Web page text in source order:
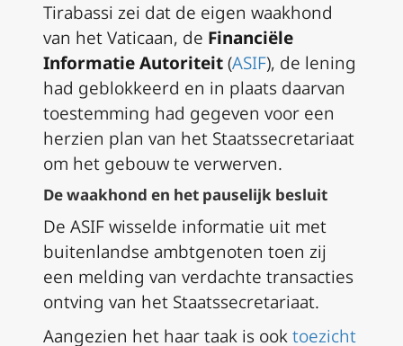
Tirabassi zei dat de eigen waakhond
van het Vaticaan, de Financiële
Informatie Autoriteit(ASIF), de lening
had geblokkeerd en in plaats daarvan
toestemming had gegeven voor een
herzien plan van het Staatssecretariaat
om het gebouw te verwerven.
De waakhond en het pauselijk besluit
De ASIF wisselde informatie uit met
buitenlandse ambtgenoten toen zij
een melding van verdachte transacties
ontving van het Staatssecretariaat.
Aangezien het haar taak is ooktoezicht